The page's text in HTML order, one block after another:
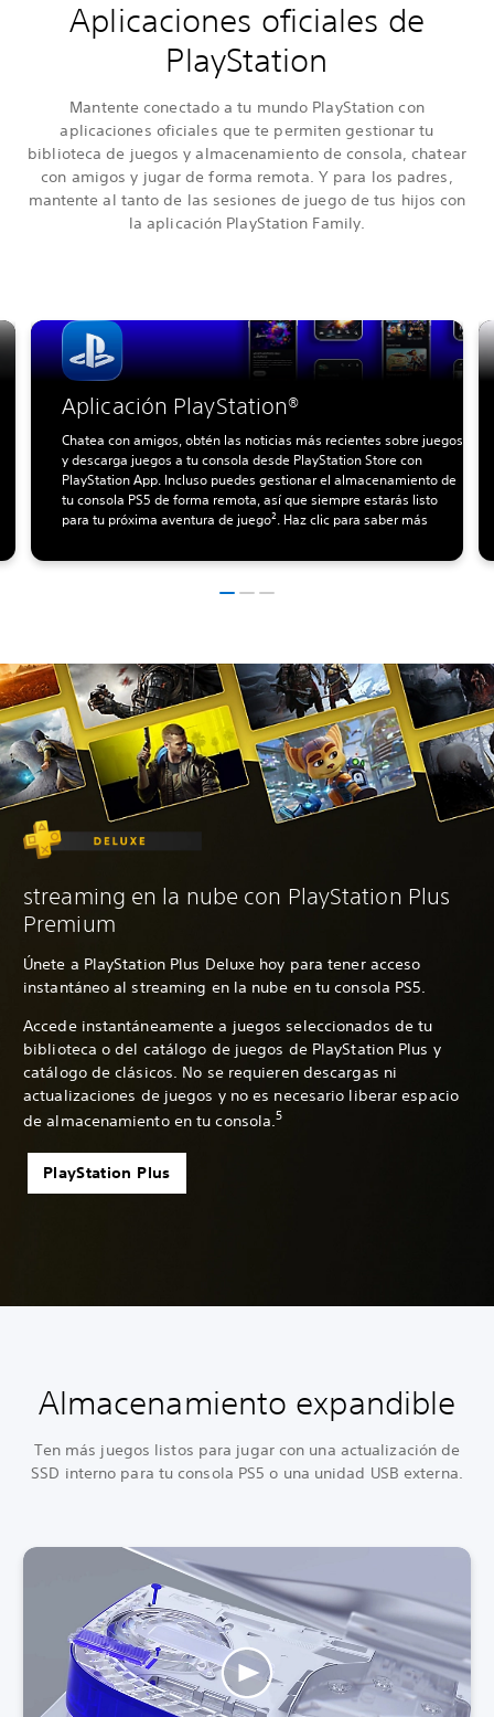
Aplicaciones oficiales de
PlayStation
Mantente conectado a tu mundo PlayStation con
aplicaciones oficiales que te permiten gestionar tu
biblioteca de juegos y almacenamiento de consola, chatear
con amigos y jugar de forma remota. Y para los padres,
mantente al tanto de las sesiones de juego de tus hijos con
la aplicación PlayStation Family.
Aplicación PlayStation®
Chatea con amigos, obtén las noticias más recientes sobre juegos
y descarga juegos a tu consola desde PlayStation Store con
PlayStation App. Incluso puedes gestionar el almacenamiento de
tu consola PS5 de forma remota, así que siempre estarás listo
para tu próxima aventura de juego². Haz clic para saber más
streaming en la nube con PlayStation Plus
Premium
Únete a PlayStation Plus Deluxe hoy para tener acceso
instantáneo al streaming en la nube en tu consola PS5.
Accede instantáneamente a juegos seleccionados de tu
biblioteca o del catálogo de juegos de PlayStation Plus y
catálogo de clásicos. No se requieren descargas ni
actualizaciones de juegos y no es necesario liberar espacio
de almacenamiento en tu consola.5
PlayStation Plus
Almacenamiento expandible
Ten más juegos listos para jugar con una actualización de
SSD interno para tu consola PS5 o una unidad USB externa.